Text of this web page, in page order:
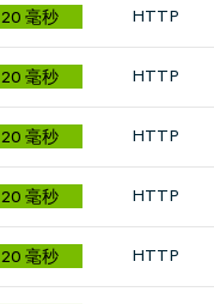
20 毫秒 HTTP
20 毫秒 HTTP
20 毫秒 HTTP
20 毫秒 HTTP
20 毫秒 HTTP